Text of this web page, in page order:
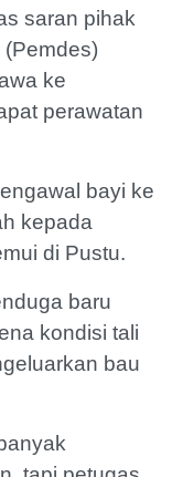
saran pihak
ke
perawatan
bayi ke
kepada
di Pustu.
baru
kondisi tali
bau